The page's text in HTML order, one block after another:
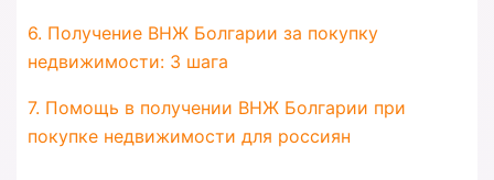
6. Получение ВНЖ Болгарии за покупку
недвижимости: 3 шага
7. Помощь в получении ВНЖ Болгарии при
покупке недвижимости для россиян